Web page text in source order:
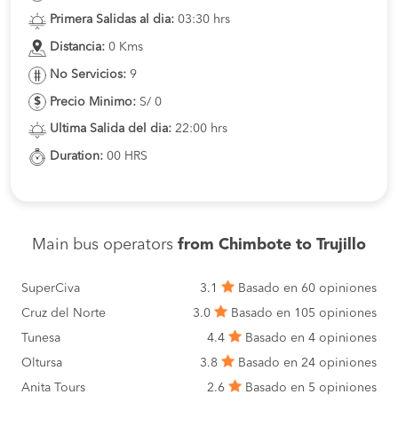
Primera Salidas al dia: 03:30 hrs
Distancia: 0 Kms
No Servicios: 9
Precio Minimo: S/ 0
Ultima Salida del dia: 22:00 hrs
Duration: 00 HRS
Main bus operators from Chimbote to Trujillo
SuperCiva 3.1
Basado en 60 opiniones
Cruz del Norte
3.0
Basado en 105 opiniones
Tunesa
4.4
Basado en 4 opiniones
Oltursa
3.8
Basado en 24 opiniones
Anita Tours
2.6 Basado en 5 opiniones